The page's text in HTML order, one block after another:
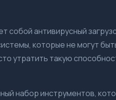
собой антивирусный
которые не могут
утратить такую
набор инструментов,